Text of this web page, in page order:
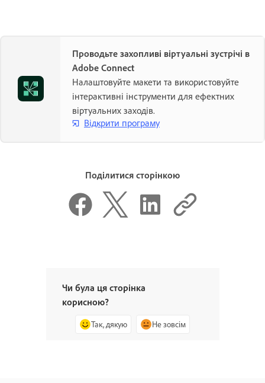
Проводьте захопливі віртуальні зустрічі в
Adobe Connect
Налаштовуйте макети та використовуйте
інтерактивні інструменти для ефектних
віртуальних заходів.
Відкрити програму
Поділитися сторінкою
Чи була ця сторінка
корисною?
Так, дякую Не зовсім